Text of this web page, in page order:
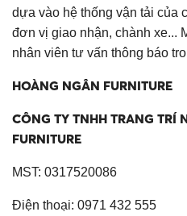
dựa vào hệ thống vận tải của
đơn vị giao nhận, chành xe...
nhân viên tư vấn thông báo
HOÀNG NGÂN FURNITURE
CÔNG TY TNHH TRANG TRÍ
FURNITURE
MST: 0317520086
Điện thoại: 0971 432 555